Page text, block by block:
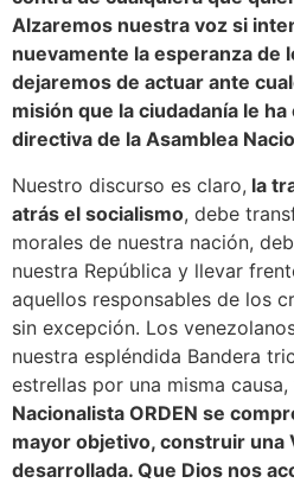
Alzaremos nuestra voz si
nuevamente la esperanza de
dejaremos de actuar ante
misión que la ciudadanía le
directiva de la Asamblea
Nuestro discurso es claro, la
atrás el socialismo, debe
morales de nuestra nación,
nuestra República y llevar
aquellos responsables de los
sin excepción. Los
nuestra espléndida Bandera
estrellas por una misma causa,
Nacionalista ORDEN se
mayor objetivo, construir una
desarrollada. Que Dios nos